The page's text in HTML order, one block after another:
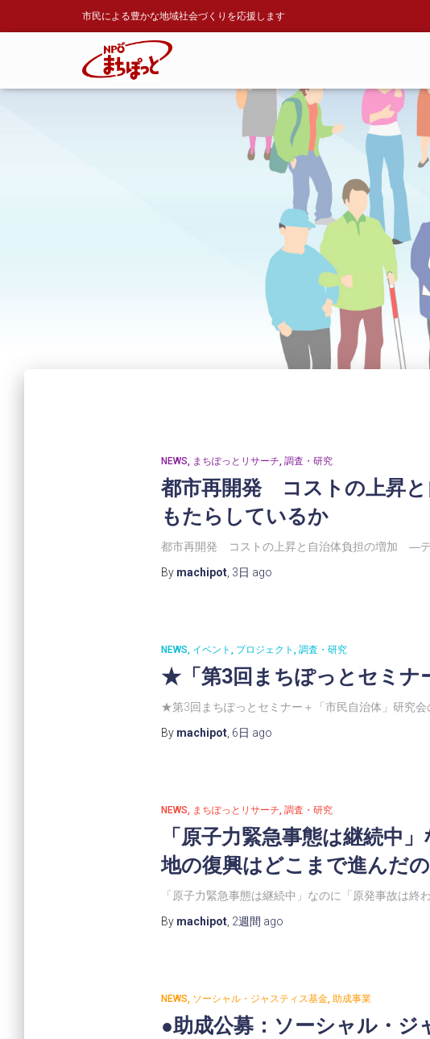
市民による豊かな地域社会づくりを応援します
NEWS まちぽっとリサーチ 調査・研究
都市再開発 コストの上昇
もたらしているか
都市再開発 コストの上昇と自治体負担の増加 ―デ
By machipot, 3日 ago
NEWS イベント プロジェクト 調査・研究
★「第3回まちぽっとセミナ
★第3回まちぽっとセミナー＋「市民自治体」研究
By machipot, 6日 ago
NEWS まちぽっとリサーチ 調査・研究
「原子力緊急事態は継続中
地の復興はどこまで進んだ
「原子力緊急事態は継続中」なのに「原発事故は
By machipot, 2週間 ago
NEWS ソーシャル・ジャスティス基金 助成事業
●助成公募：ソーシャル・ジ